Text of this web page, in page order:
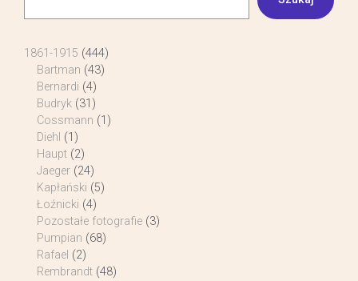
1861-1915 (444)
Bartman (43)
Bernardi (4)
Budryk (31)
Cossmann (1)
Diehl (1)
Haupt (2)
Jaeger (24)
Kapłański (5)
Łoźnicki (4)
Pozostałe fotografie (3)
Pumpian (68)
Rafael (2)
Rembrandt (48)